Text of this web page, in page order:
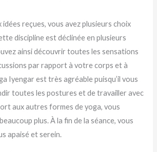
reçues, vous avez plusieurs choix
discipline est déclinée en plusieurs
ainsi découvrir toutes les sensations
par rapport à votre corps et à
Iyengar est très agréable puisqu’il vous
toutes les postures et de travailler avec
aux autres formes de yoga, vous
plus. À la fin de la séance, vous
apaisé et serein.